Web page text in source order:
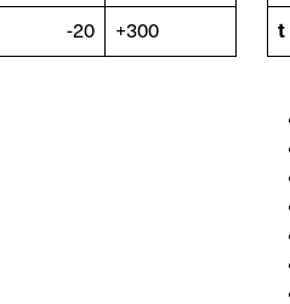
-20 +300
t
新业务